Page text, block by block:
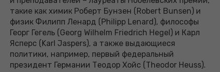
такие как химик Роберт Бунзен (Robert Bunsen) и
физик Филипп Ленард (Philipp Lenard), философы
Георг Гегель (Georg Wilhelm Friedrich Hegel) и Карл
Ясперс (Karl Jaspers), а также выдающиеся
политики, например, первый федеральный
президент Германии Теодор Хойс (Theodor Heuss).